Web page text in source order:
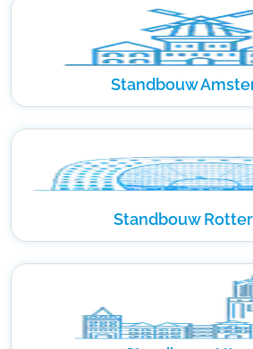
Standbouw
Standbouw